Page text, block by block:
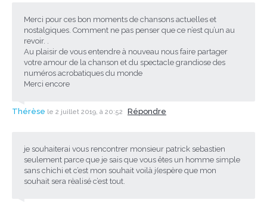
Merci pour ces bon moments de chansons actuelles et
nostalgiques. Comment ne pas penser que ce n’est qu’un au
revoir. .
Au plaisir de vous entendre à nouveau nous faire partager
votre amour de la chanson et du spectacle grandiose des
numéros acrobatiques du monde
Merci encore
Thérèse le 2 juillet 2019, à 20:52 Répondre
je souhaiterai vous rencontrer monsieur patrick sebastien
seulement parce que je sais que vous êtes un homme simple
sans chichi et c’est mon souhait voilà j(espère que mon
souhait sera rèalisé c’est tout.